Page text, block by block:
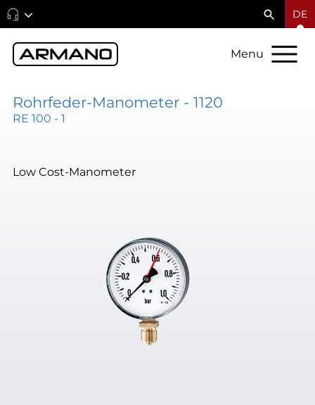
DE
Menu
Rohrfeder-Manometer - 1120
RE 100 - 1
Low Cost-Manometer